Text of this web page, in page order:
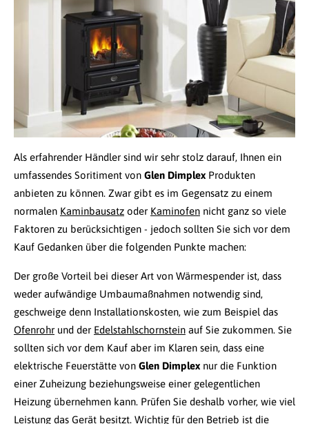
Als erfahrender Händler sind wir sehr stolz darauf, Ihnen ein
umfassendes Soritiment von Glen Dimplex Produkten
anbieten zu können. Zwar gibt es im Gegensatz zu einem
normalen Kaminbausatz oder Kaminofen nicht ganz so viele
Faktoren zu berücksichtigen - jedoch sollten Sie sich vor dem
Kauf Gedanken über die folgenden Punkte machen:
Der große Vorteil bei dieser Art von Wärmespender ist, dass
weder aufwändige Umbaumaßnahmen notwendig sind,
geschweige denn Installationskosten, wie zum Beispiel das
Ofenrohr und der Edelstahlschornstein auf Sie zukommen. Sie
sollten sich vor dem Kauf aber im Klaren sein, dass eine
elektrische Feuerstätte von Glen Dimplex nur die Funktion
einer Zuheizung beziehungsweise einer gelegentlichen
Heizung übernehmen kann. Prüfen Sie deshalb vorher, wie viel
Leistung das Gerät besitzt. Wichtig für den Betrieb ist die